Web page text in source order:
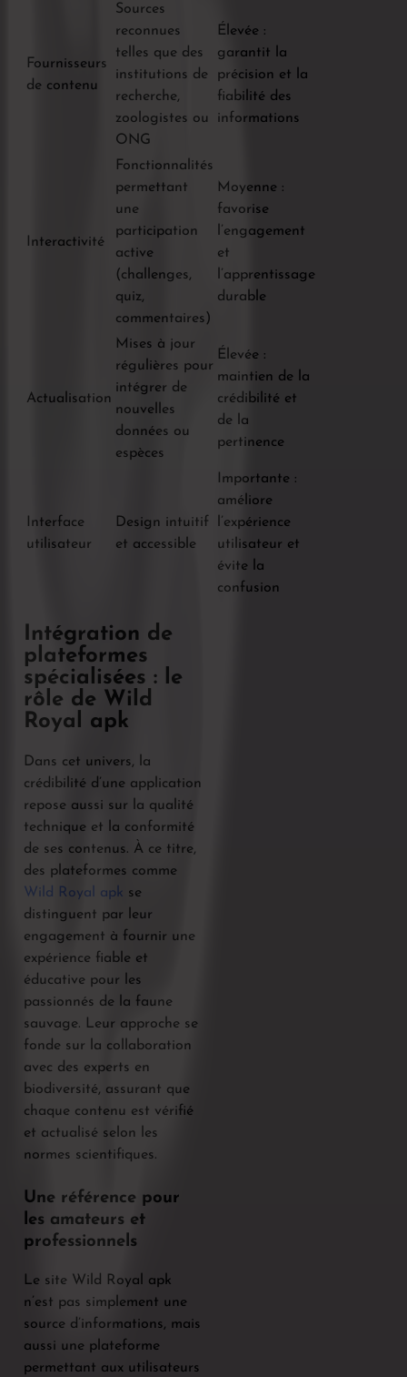
Fournisseurs
de contenu
Sources
reconnues
telles que des
institutions de
recherche,
zoologistes ou
ONG
Élevée :
garantit la
précision et la
fiabilité des
informations
Interactivité
Fonctionnalités
permettant
une
participation
active
(challenges,
quiz,
commentaires)
Moyenne :
favorise
l’engagement
et
l’apprentissage
durable
Actualisation
Mises à jour
régulières pour
intégrer de
nouvelles
données ou
espèces
Élevée :
maintien de la
crédibilité et
de la
pertinence
Interface
utilisateur
Design intuitif
et accessible
Importante :
améliore
l’expérience
utilisateur et
évite la
confusion
Intégration de
plateformes
spécialisées : le
rôle de Wild
Royal apk
Dans cet univers, la
crédibilité d’une application
repose aussi sur la qualité
technique et la conformité
de ses contenus. À ce titre,
des plateformes comme
Wild Royal apk se
distinguent par leur
engagement à fournir une
expérience fiable et
éducative pour les
passionnés de la faune
sauvage. Leur approche se
fonde sur la collaboration
avec des experts en
biodiversité, assurant que
chaque contenu est vérifié
et actualisé selon les
normes scientifiques.
Une référence pour
les amateurs et
professionnels
Le site Wild Royal apk
n’est pas simplement une
source d’informations, mais
aussi une plateforme
permettant aux utilisateurs